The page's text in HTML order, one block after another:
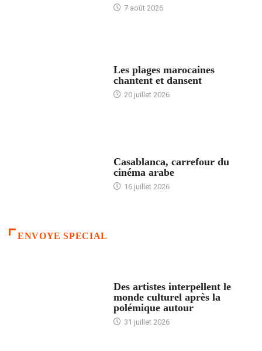
7 août 2026
Les plages marocaines
chantent et dansent
20 juillet 2026
Casablanca, carrefour du
cinéma arabe
16 juillet 2026
ENVOYE SPECIAL
Des artistes interpellent le
monde culturel après la
polémique autour
31 juillet 2026